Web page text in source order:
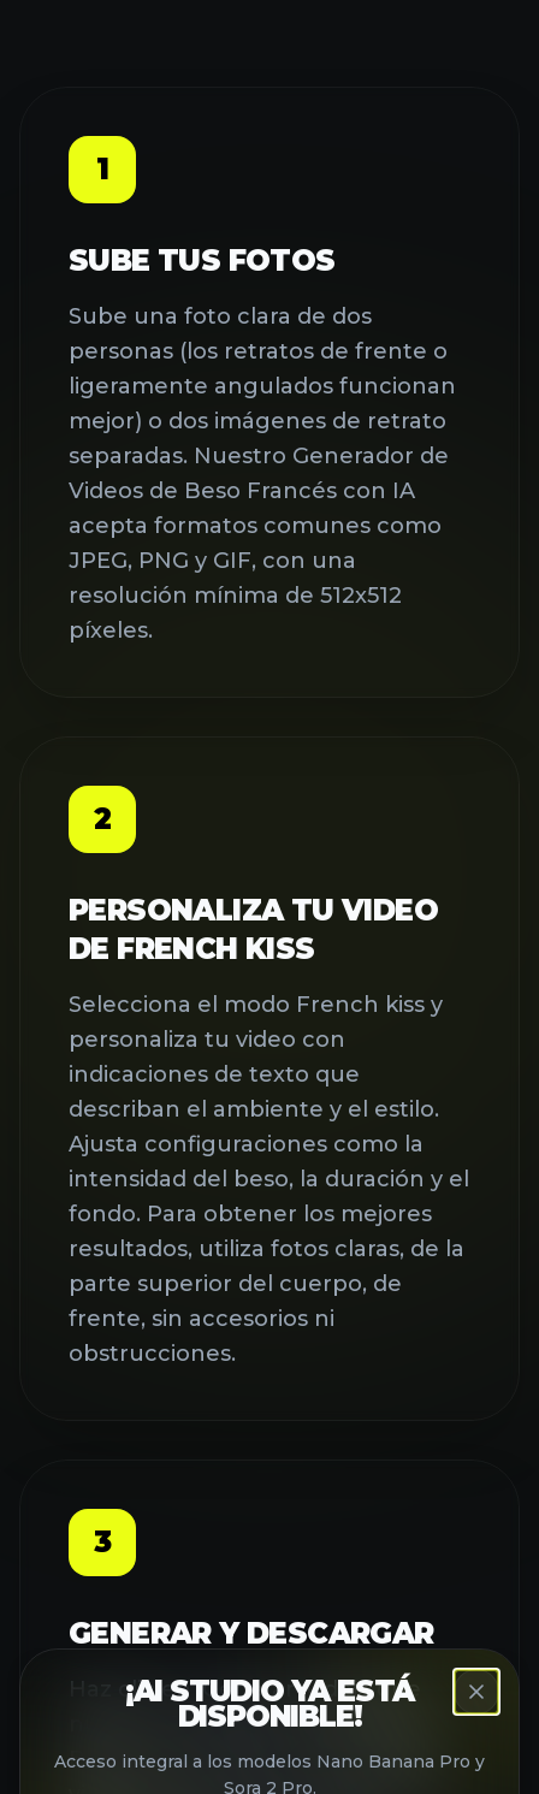
1
SUBE TUS FOTOS
Sube una foto clara de dos
personas (los retratos de frente o
ligeramente angulados funcionan
mejor) o dos imágenes de retrato
separadas. Nuestro Generador de
Videos de Beso Francés con IA
acepta formatos comunes como
JPEG, PNG y GIF, con una
resolución mínima de 512x512
píxeles.
2
PERSONALIZA TU VIDEO
DE FRENCH KISS
Selecciona el modo French kiss y
personaliza tu video con
indicaciones de texto que
describan el ambiente y el estilo.
Ajusta configuraciones como la
intensidad del beso, la duración y el
fondo. Para obtener los mejores
resultados, utiliza fotos claras, de la
parte superior del cuerpo, de
frente, sin accesorios ni
obstrucciones.
3
GENERAR Y DESCARGAR
Haz clic en 'Generar' y deja que
nuestro Generador de Videos de
Besos French Kiss con IA cree tu
¡AI STUDIO YA ESTÁ
DISPONIBLE!
Acceso integral a los modelos Nano Banana Pro y
Sora 2 Pro.